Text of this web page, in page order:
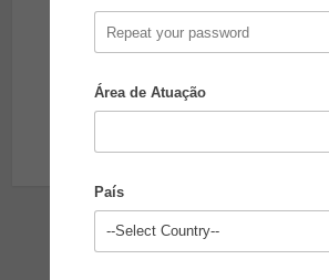
Área de Atuação
País
5.000 Alertas
R$3.000,00
Adicionar ao carrinho
Pesquise no Site